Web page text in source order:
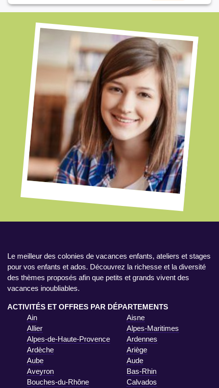
Le meilleur des colonies de vacances enfants, ateliers et stages
pour vos enfants et ados. Découvrez la richesse et la diversité
des thèmes proposés afin que petits et grands vivent des
vacances inoubliables.
ACTIVITÉS ET OFFRES PAR DÉPARTEMENTS
Ain
Aisne
Allier
Alpes-Maritimes
Alpes-de-Haute-Provence
Ardennes
Ardèche
Ariège
Aube
Aude
Aveyron
Bas-Rhin
Bouches-du-Rhône
Calvados